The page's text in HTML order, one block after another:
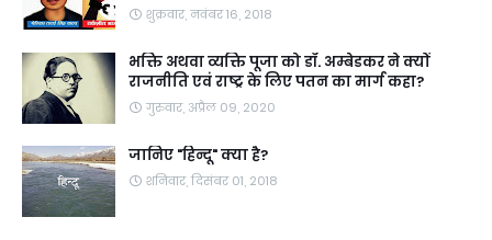
शुक्रवार, नवंबर 16, 2018
भक्ति अथवा व्यक्ति पूजा को डॉ. अम्बेडकर ने क्यों
राजनीति एवं राष्ट्र के लिए पतन का मार्ग कहा?
गुरुवार, अप्रैल 09, 2020
जानिए "हिन्दू" क्या है?
शनिवार, दिसंबर 01, 2018